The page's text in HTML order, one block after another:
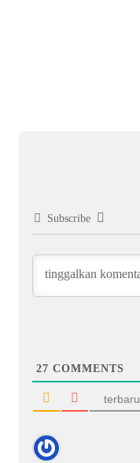
Subscribe
27 COMMENTS
terbaru